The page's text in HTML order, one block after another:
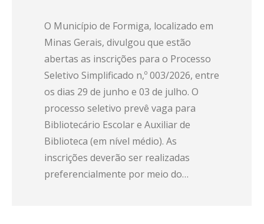
O Município de Formiga, localizado em
Minas Gerais, divulgou que estão
abertas as inscrições para o Processo
Seletivo Simplificado n,º 003/2026, entre
os dias 29 de junho e 03 de julho. O
processo seletivo prevê vaga para
Bibliotecário Escolar e Auxiliar de
Biblioteca (em nível médio). As
inscrições deverão ser realizadas
preferencialmente por meio do…